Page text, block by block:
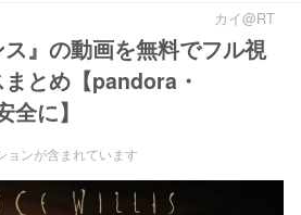
カイ@RT
ス』の動画を無料でフル視
とめ【pandora・
に】
ョンが含まれています